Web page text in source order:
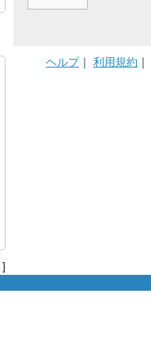
]
ヘルプ｜ 利用規約 ｜